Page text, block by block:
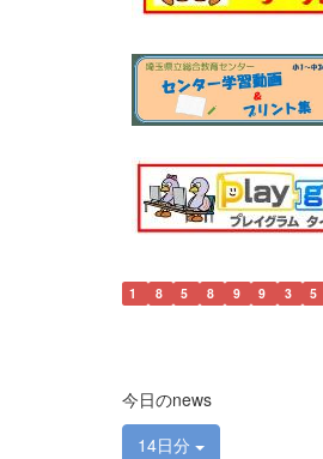
1 8 5 8 9 9 3 5
今日のnews
14日分